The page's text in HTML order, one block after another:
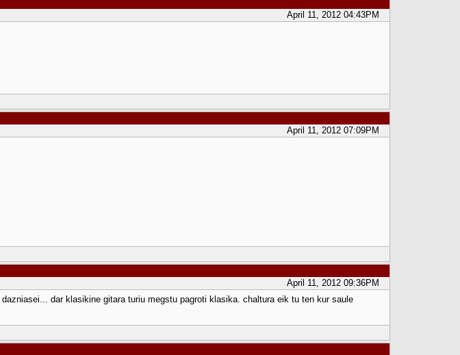
April 11, 2012 04:43PM
April 11, 2012 07:09PM
April 11, 2012 09:36PM
dar klasikine gitara turiu megstu pagroti klasika. chaltura eik tu ten kur saule